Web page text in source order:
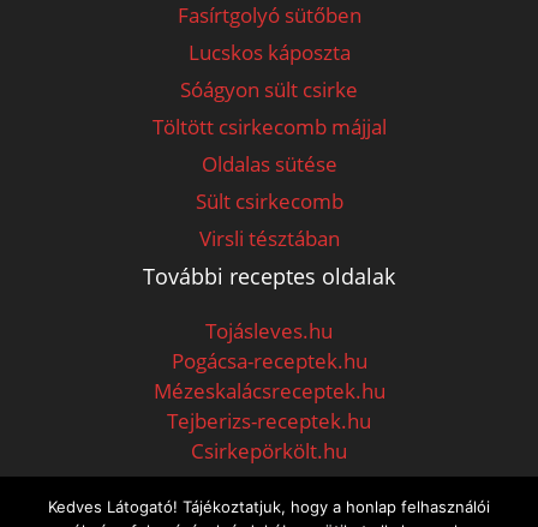
Fasírtgolyó sütőben
Lucskos káposzta
Sóágyon sült csirke
Töltött csirkecomb májjal
Oldalas sütése
Sült csirkecomb
Virsli tésztában
További receptes oldalak
Tojásleves.hu
Pogácsa-receptek.hu
Mézeskalácsreceptek.hu
Tejberizs-receptek.hu
Csirkepörkölt.hu
Kedves Látogató! Tájékoztatjuk, hogy a honlap felhasználói